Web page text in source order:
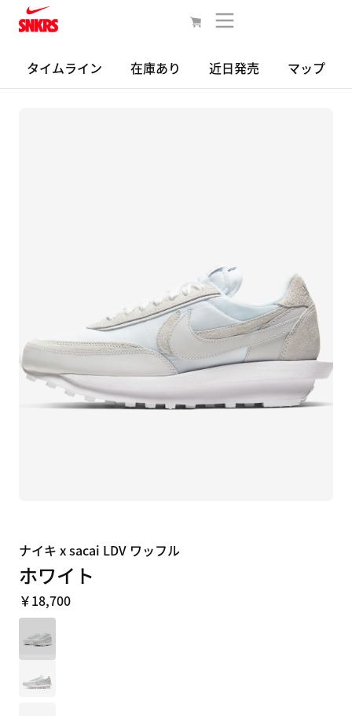
タイムライン 在庫あり 近日発売 マップ
ナイキ x sacai LDV ワッフル
ホワイト
￥18,700